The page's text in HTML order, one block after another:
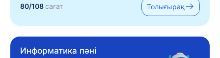
80/108сағат Толығырақ
Информатика пәні